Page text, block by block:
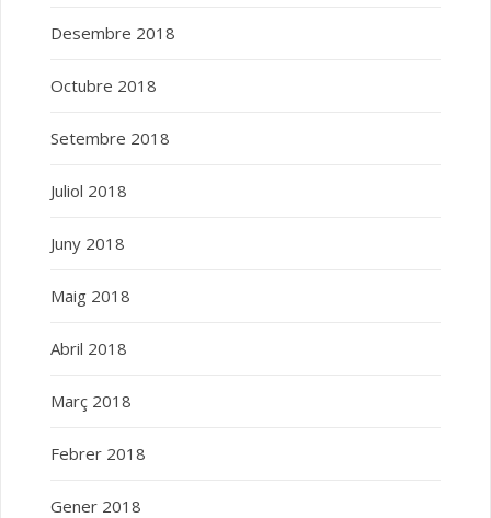
Desembre 2018
Octubre 2018
Setembre 2018
Juliol 2018
Juny 2018
Maig 2018
Abril 2018
Març 2018
Febrer 2018
Gener 2018